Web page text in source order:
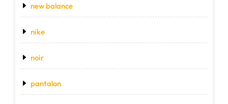
new balance
nike
noir
pantalon